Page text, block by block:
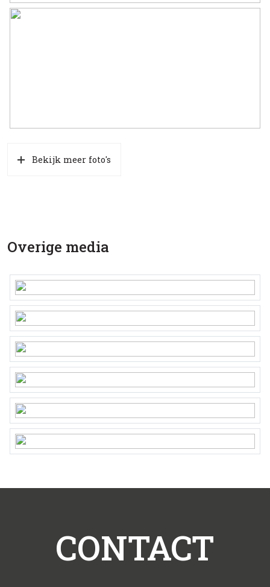
Bekijk meer foto's
Overige media
CONTACT